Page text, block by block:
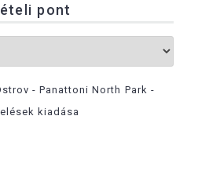
pont
- Panattoni North Park -
kiadása